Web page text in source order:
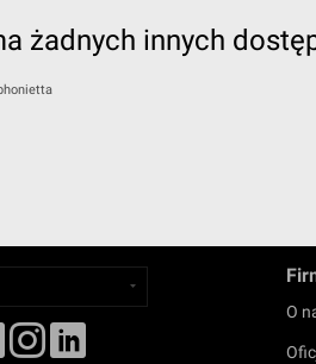
żadnych innych
O